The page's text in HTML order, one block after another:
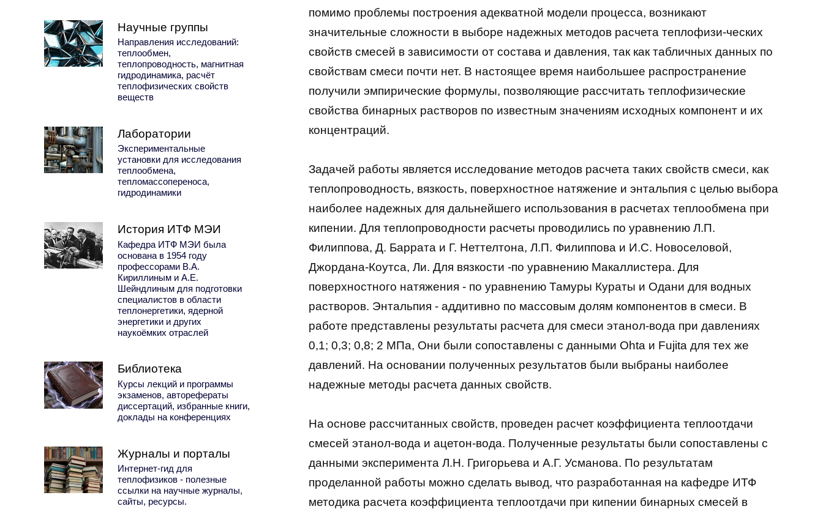
Научные группы
Направления исследований:
теплообмен,
теплопроводность, магнитная
гидродинамика, расчёт
теплофизических свойств
веществ
Лаборатории
Экспериментальные
установки для исследования
теплообмена,
тепломассопереноса,
гидродинамики
История ИТФ МЭИ
Кафедра ИТФ МЭИ была
основана в 1954 году
профессорами В.А.
Кириллиным и А.Е.
Шейндлиным для подготовки
специалистов в области
теплонергетики, ядерной
энергетики и других
наукоёмких отраслей
Библиотека
Курсы лекций и программы
экзаменов, авторефераты
диссертаций, избранные книги,
доклады на конференциях
Журналы и порталы
Интернет-гид для
теплофизиков - полезные
ссылки на научные журналы,
сайты, ресурсы.
помимо проблемы построения адекватной модели процесса, возникают
значительные сложности в выборе надежных методов расчета теплофизи-ческих
свойств смесей в зависимости от состава и давления, так как табличных данных по
свойствам смеси почти нет. В настоящее время наибольшее распространение
получили эмпирические формулы, позволяющие рассчитать теплофизические
свойства бинарных растворов по известным значениям исходных компонент и их
концентраций.
Задачей работы является исследование методов расчета таких свойств смеси, как
теплопроводность, вязкость, поверхностное натяжение и энтальпия с целью выбора
наиболее надежных для дальнейшего использования в расчетах теплообмена при
кипении. Для теплопроводности расчеты проводились по уравнению Л.П.
Филиппова, Д. Баррата и Г. Неттелтона, Л.П. Филиппова и И.С. Новоселовой,
Джордана-Коутса, Ли. Для вязкости -по уравнению Макаллистера. Для
поверхностного натяжения - по уравнению Тамуры Кураты и Одани для водных
растворов. Энтальпия - аддитивно по массовым долям компонентов в смеси. В
работе представлены результаты расчета для смеси этанол-вода при давлениях
0,1; 0,3; 0,8; 2 МПа, Они были сопоставлены с данными Ohta и Fujita для тех же
давлений. На основании полученных результатов были выбраны наиболее
надежные методы расчета данных свойств.
На основе рассчитанных свойств, проведен расчет коэффициента теплоотдачи
смесей этанол-вода и ацетон-вода. Полученные результаты были сопоставлены с
данными эксперимента Л.Н. Григорьева и А.Г. Усманова. По результатам
проделанной работы можно сделать вывод, что разработанная на кафедре ИТФ
методика расчета коэффициента теплоотдачи при кипении бинарных смесей в